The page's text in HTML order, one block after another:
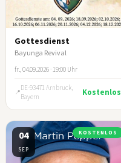
Gottesdienst
Bayunga Revival
fr., 04.09.2026 · 19:00 Uhr
DE-93471 Arnbruck,
Bayern
Kostenlos
04
SEP
KOSTENLOS